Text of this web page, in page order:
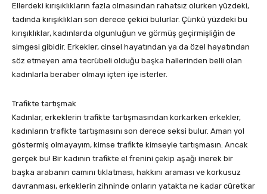
Ellerdeki kırışıklıkların fazla olmasından rahatsız olurken yüzdeki,
tadında kırışıklıkları son derece çekici bulurlar. Çünkü yüzdeki bu
kırışıklıklar, kadınlarda olgunluğun ve görmüş geçirmişliğin de
simgesi gibidir. Erkekler, cinsel hayatından ya da özel hayatından
söz etmeyen ama tecrübeli olduğu başka hallerinden belli olan
kadınlarla beraber olmayı içten içe isterler.
Trafikte tartışmak
Kadınlar, erkeklerin trafikte tartışmasından korkarken erkekler,
kadınların trafikte tartışmasını son derece seksi bulur. Aman yol
göstermiş olmayayım, kimse trafikte kimseyle tartışmasın. Ancak
gerçek bu! Bir kadının trafikte el frenini çekip aşağı inerek bir
başka arabanın camını tıklatması, hakkını araması ve korkusuz
davranması, erkeklerin zihninde onların yatakta ne kadar cüretkar